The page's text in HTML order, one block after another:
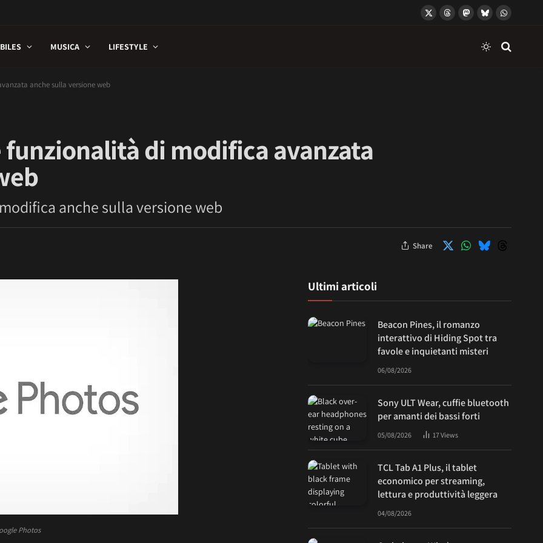
X
ThreadsMastodon
BlueskyWhatsApp
MUSICA LIFESTYLE
anche sulla versione web
funzionalità di modifica avanzata
anche sulla versione web
Share
Photos
Ultimi articoli
Beacon Pines, il romanzo
interattivo di Hiding Spot tra
favole e inquietanti misteri
06/08/2026
Sony ULT Wear, cuffie bluetooth
per amanti dei bassi forti
05/08/2026 17Views
TCL Tab A1 Plus, il tablet
economico per streaming,
lettura e produttività leggera
04/08/2026